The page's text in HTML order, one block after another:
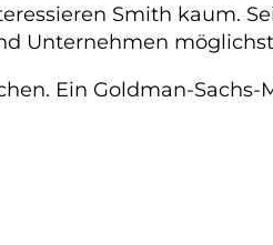
Smith kaum.
Unternehmen
Ein Goldman-Sachs-